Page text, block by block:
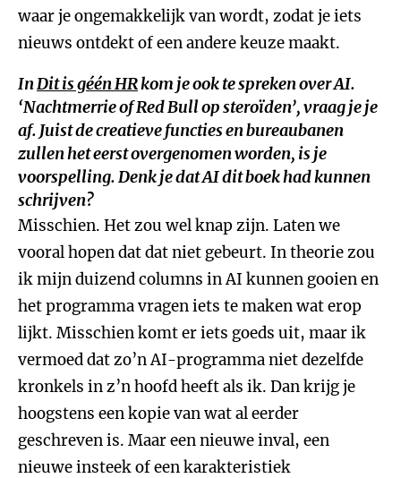
waar je ongemakkelijk van wordt, zodat je iets
nieuws ontdekt of een andere keuze maakt.
InDit is géén HRkom je ook te spreken over AI.
‘Nachtmerrie of Red Bull op steroïden’, vraag je je
af. Juist de creatieve functies en bureaubanen
zullen het eerst overgenomen worden, is je
voorspelling. Denk je dat AI dit boek had kunnen
schrijven?
Misschien. Het zou wel knap zijn. Laten we
vooral hopen dat dat niet gebeurt. In theorie zou
ik mijn duizend columns in AI kunnen gooien en
het programma vragen iets te maken wat erop
lijkt. Misschien komt er iets goeds uit, maar ik
vermoed dat zo’n AI-programma niet dezelfde
kronkels in z’n hoofd heeft als ik. Dan krijg je
hoogstens een kopie van wat al eerder
geschreven is. Maar een nieuwe inval, een
nieuwe insteek of een karakteristiek